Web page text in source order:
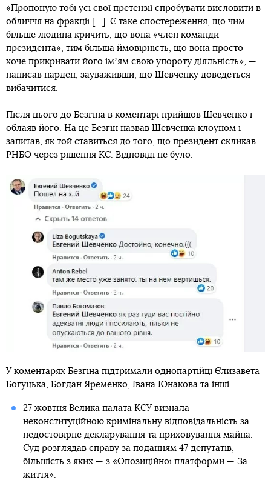
«Пропоную тобі усі свої претензії спробувати висловити в
обличчя на фракції [...]. Є таке спостереження, що чим
більше людина кричить, що вона «член команди
президента», тим більша ймовірність, що вона просто
хоче прикривати його імʼям свою упороту діяльність», —
написав нардеп, зауваживши, що Шевченку доведеться
вибачитися.
Після цього до Безгіна в коментарі прийшов Шевченко і
облаяв його. На це Безгін назвав Шевченка клоуном і
запитав, як той ставиться до того, що президент скликав
РНБО через рішення КС. Відповіді не було.
У коментарях Безгіна підтримали однопартійці Єлизавета
Богуцька, Богдан Яременко, Івана Юнакова та інші.
27 жовтня Велика палата КСУ визнала
неконституційною кримінальну відповідальність за
недостовірне декларування та приховування майна.
Суд розглядав справу за поданням 47 депутатів,
більшість з яких — з «Опозиційної платформи — За
життя».